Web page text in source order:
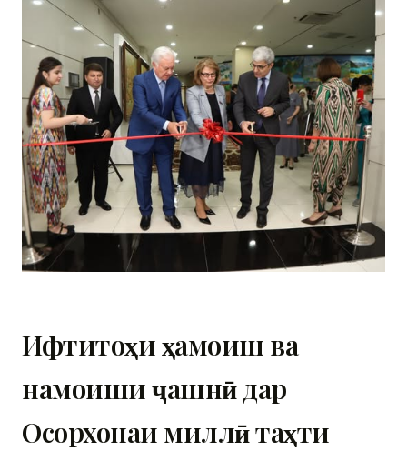
Ифтитоҳи ҳамоиш ва
намоиши ҷашнӣ дар
Осорхонаи миллӣ таҳти